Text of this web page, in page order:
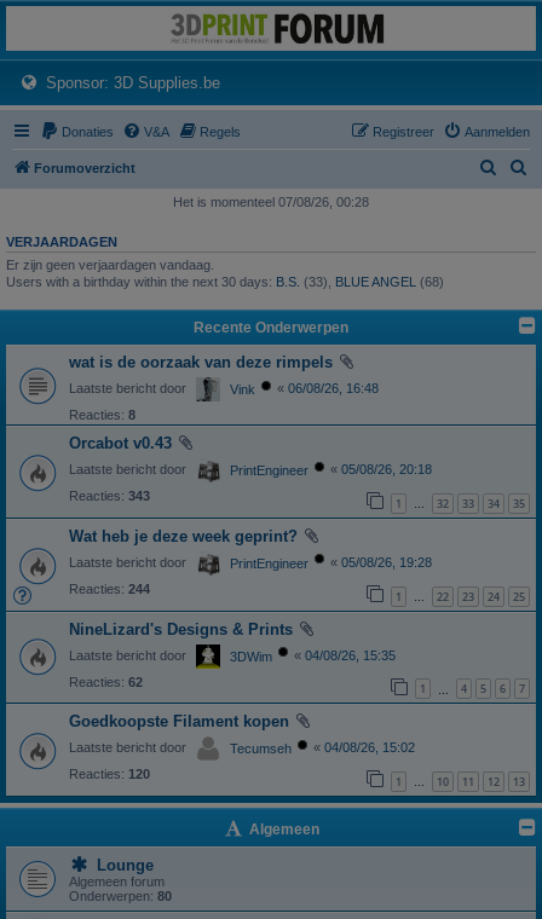
Het 3D print forum van de Benelux na de sluiting van 3dprintforum.nl
Sponsor: 3D Supplies.be(Opens a new tab)
Donaties V&A Regels Aanmelden
Registreer
Forumoverzicht
k
k
Het is momenteel 07/08/26, 00:28
VERJAARDAGEN
Er zijn geen verjaardagen vandaag.
Users with a birthday within the next 30 days: B.S. (33), BLUE ANGEL (68)
Recente Onderwerpen
wat is de oorzaak van deze rimpels
Laatste bericht door Vink « 06/08/26, 16:48
Reacties: 8
Orcabot v0.43
Laatste bericht door PrintEngineer « 05/08/26, 20:18
Reacties: 343 1 … 32 33 34 35
Wat heb je deze week geprint?
Laatste bericht door PrintEngineer « 05/08/26, 19:28
Reacties: 244 1 … 22 23 24 25
NineLizard's Designs & Prints
Laatste bericht door 3DWim « 04/08/26, 15:35
Reacties: 62 1 4 5 6 7
Goedkoopste Filament kopen
Laatste bericht door Tecumseh « 04/08/26, 15:02
Reacties: 120 1 … 10 11 12 13
Algemeen
Lounge
Algemeen forum
Onderwerpen: 80